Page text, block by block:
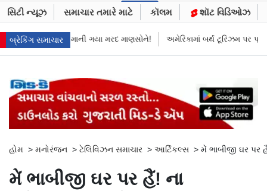
સિટી ન્યૂઝ સમાચાર તમારે માટે કૉલમ શૉટ વિડિઓઝ
બ્રેકિંગ સમાચાર
માની ગયા મરદ માણસોને! અમેરિકામાં બર્થ ટૂરિઝમ પર પ્રતિબંધ મૂક્યો ડોનલ્ડ
હોમ > મનોરંજન > ટેલિવિઝન સમાચાર > આર્ટિકલ્સ > મેં ભાબીજી ઘર પર
મેં ભાબીજી ઘર પર હૈં! ના